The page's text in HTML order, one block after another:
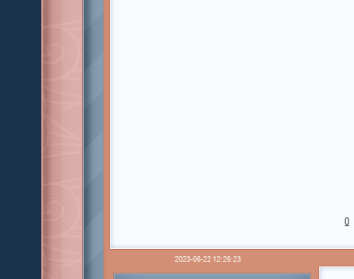
0
2023-06-22 12:26:23